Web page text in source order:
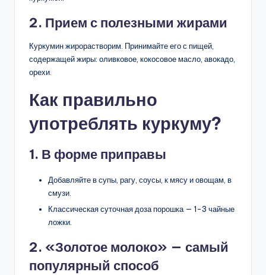
2. Прием с полезными жирами
Куркумин жирорастворим. Принимайте его с пищей,
содержащей жиры: оливковое, кокосовое масло, авокадо,
орехи.
Как правильно
употреблять куркуму?
1. В форме приправы
Добавляйте в супы, рагу, соусы, к мясу и овощам, в
смузи.
Классическая суточная доза порошка — 1-3 чайные
ложки.
2. «Золотое молоко» — самый
популярный способ